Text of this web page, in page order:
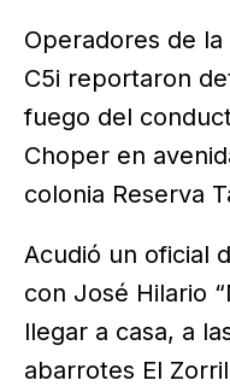
Operadores de
C5i reportaron
fuego del
Choper en
colonia Reserva
Acudió un oficial
con José Hilario
llegar a casa, a
abarrotes El